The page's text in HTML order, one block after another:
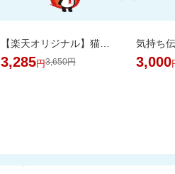
【楽天オリジナル】猫砂紙タイプ大容量＼約一か月548円／今だけお買い得セール！
3,285円3,650円 3,000